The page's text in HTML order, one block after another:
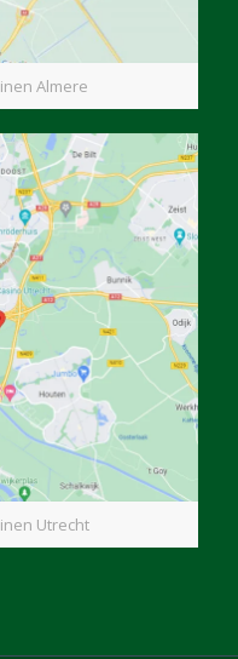
Almere
Utrecht